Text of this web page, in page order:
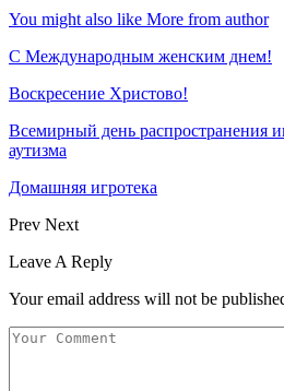
You might also like More from author
С Международным женским днем!
Воскресение Xристово!
Всемирный день распространения
аутизма
Домашняя игротека
Prev Next
Leave A Reply
Your email address will not be